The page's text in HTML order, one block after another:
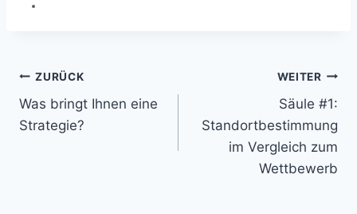
Beitragsnavigation
ZURÜCK
Was bringt Ihnen eine
Strategie?
WEITER
Säule #1:
Standortbestimmung
im Vergleich zum
Wettbewerb